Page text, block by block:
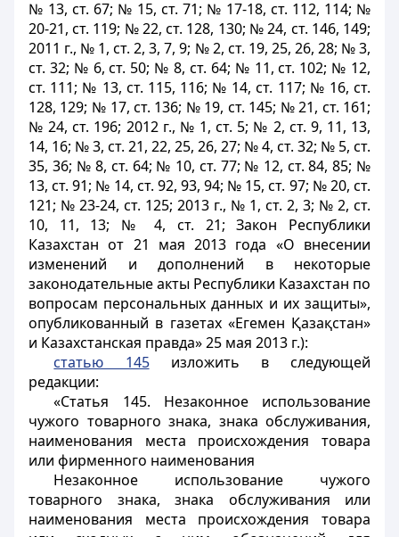
№ 13, ст. 67; № 15, ст. 71; № 17-18, ст. 112, 114; №
20-21, ст. 119; № 22, ст. 128, 130; № 24, ст. 146, 149;
2011 г., № 1, ст. 2, 3, 7, 9; № 2, ст. 19, 25, 26, 28; № 3,
ст. 32; № 6, ст. 50; № 8, ст. 64; № 11, ст. 102; № 12,
ст. 111; № 13, ст. 115, 116; № 14, ст. 117; № 16, ст.
128, 129; № 17, ст. 136; № 19, ст. 145; № 21, ст. 161;
№ 24, ст. 196; 2012 г., № 1, ст. 5; № 2, ст. 9, 11, 13,
14, 16; № 3, ст. 21, 22, 25, 26, 27; № 4, ст. 32; № 5, ст.
35, 36; № 8, ст. 64; № 10, ст. 77; № 12, ст. 84, 85; №
13, ст. 91; № 14, ст. 92, 93, 94; № 15, ст. 97; № 20, ст.
121; № 23-24, ст. 125; 2013 г., № 1, ст. 2, 3; № 2, ст.
10, 11, 13; № 4, ст. 21; Закон Республики
Казахстан от 21 мая 2013 года «О внесении
изменений и дополнений в некоторые
законодательные акты Республики Казахстан по
вопросам персональных данных и их защиты»,
опубликованный в газетах «Егемен Қазақстан»
и Казахстанская правда» 25 мая 2013 г.):
статью 145изложить в следующей
редакции:
«Статья 145. Незаконное использование
чужого товарного знака, знака обслуживания,
наименования места происхождения товара
или фирменного наименования
Незаконное использование чужого
товарного знака, знака обслуживания или
наименования места происхождения товара